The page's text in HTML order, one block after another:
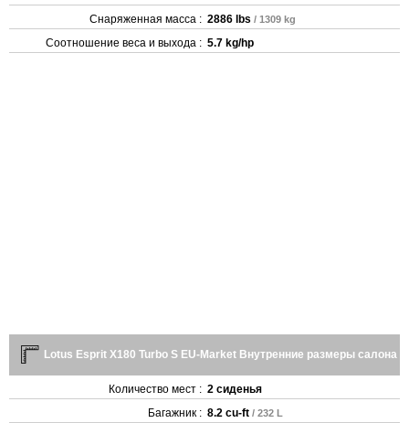
Снаряженная масса : 2886 lbs / 1309 kg
Соотношение веса и выхода : 5.7 kg/hp
Lotus Esprit X180 Turbo S EU-Market Внутренние размеры салона
Количество мест : 2 сиденья
Багажник : 8.2 cu-ft / 232 L